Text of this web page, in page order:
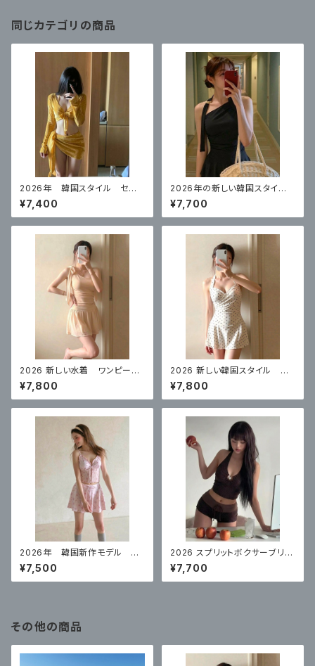
同じカテゴリの商品
2026年 韓国スタイル セク
シービキニイエロー 4点セット
¥7,400
2026年の新しい韓国スタイ
ル ハイエンドのワンピースブ
ラックスカートスタイル 体型カ
バー
¥7,700
2026 新しい水着 ワンピース
スカートスタイルコンサバティ
ブ ハイエンド 体型カバー
¥7,800
2026 新しい韓国スタイル ワ
ンピーススカートスタイル白水
玉控えめな腹カバー
¥7,800
2026年 韓国新作モデル 高
級スプリットスカート ナイトプ
ールにぴったり
¥7,500
2026 スプリットボクサーブリー
フハイエンドコーヒーカラー水
玉リゾート
¥7,700
その他の商品